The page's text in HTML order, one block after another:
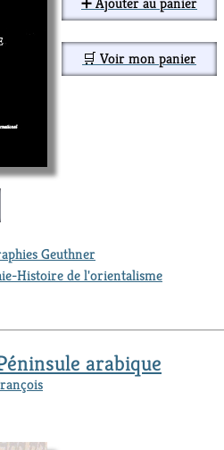
🛒 Voir mon panier
Geuthner
Histoire de l'orientalisme
arabique